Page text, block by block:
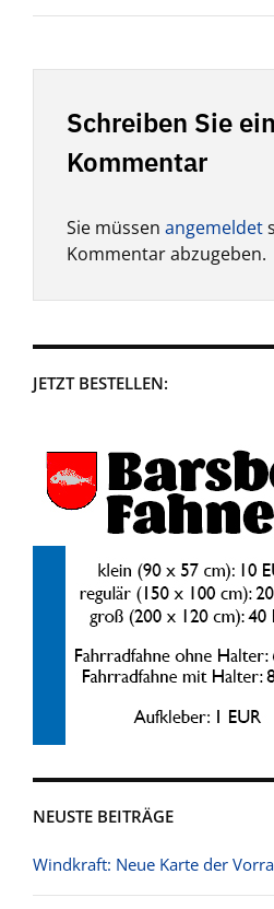
Schreiben Sie
Kommentar
Sie müssen angemeldet
Kommentar abzugeben.
JETZT BESTELLEN:
NEUSTE BEITRÄGE
Windkraft: Neue Karte der